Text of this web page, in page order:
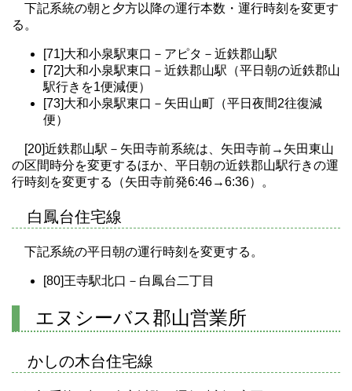
下記系統の朝と夕方以降の運行本数・運行時刻を変更す
る。
[71]大和小泉駅東口－アピタ－近鉄郡山駅
[72]大和小泉駅東口－近鉄郡山駅（平日朝の近鉄郡山
駅行きを1便減便）
[73]大和小泉駅東口－矢田山町（平日夜間2往復減
便）
[20]近鉄郡山駅－矢田寺前系統は、矢田寺前→矢田東山
の区間時分を変更するほか、平日朝の近鉄郡山駅行きの運
行時刻を変更する（矢田寺前発6:46→6:36）。
白鳳台住宅線
下記系統の平日朝の運行時刻を変更する。
[80]王寺駅北口－白鳳台二丁目
エヌシーバス郡山営業所
かしの木台住宅線